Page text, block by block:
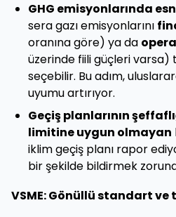
GHG emisyonlarında
sera gazı emisyonlarını
oranına göre) ya da
üzerinde fiili güçleri
seçebilir. Bu adım,
uyumu artırıyor.
Geçiş planlarının
limitine uygun olmayan
iklim geçiş planı rapor
bir şekilde bildirmek
VSME: Gönüllü standart